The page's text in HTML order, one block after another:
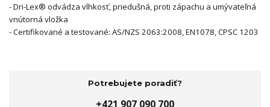
- Dri-Lex® odvádza vlhkosť, priedušná, proti zápachu a umývateľná
vnútorná vložka
- Certifikované a testované: AS/NZS 2063:2008, EN1078, CPSC 1203
Potrebujete poradiť?
+421 907 090 700